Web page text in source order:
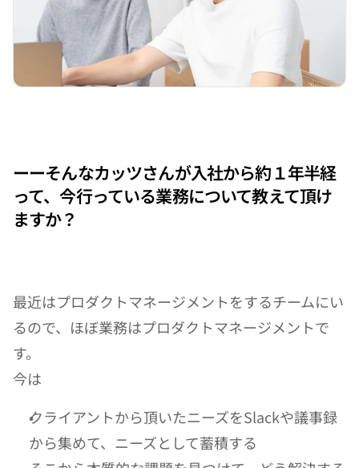
ーーそんなカッツさんが入社から約１年半経
って、今行っている業務について教えて頂け
ますか？
最近はプロダクトマネージメントをするチームにい
るので、ほぼ業務はプロダクトマネージメントで
す。
今は
クライアントから頂いたニーズをSlackや議事録
から集めて、ニーズとして蓄積する